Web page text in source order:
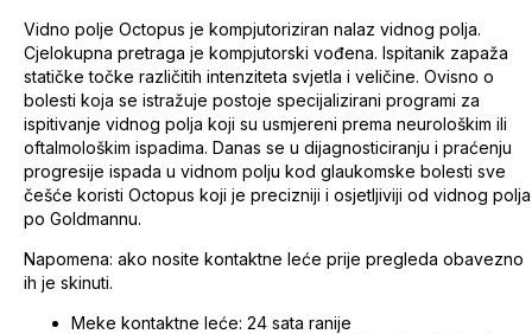
Vidno polje Octopus je kompjutoriziran nalaz vidnog polja.
Cjelokupna pretraga je kompjutorski vođena. Ispitanik zapaža
statičke točke različitih intenziteta svjetla i veličine. Ovisno o
bolesti koja se istražuje postoje specijalizirani programi za
ispitivanje vidnog polja koji su usmjereni prema neurološkim ili
oftalmološkim ispadima. Danas se u dijagnosticiranju i praćenju
progresije ispada u vidnom polju kod glaukomske bolesti sve
češće koristi Octopus koji je precizniji i osjetljiviji od vidnog polja
po Goldmannu.
Napomena: ako nosite kontaktne leće prije pregleda obavezno
ih je skinuti.
Meke kontaktne leće: 24 sata ranije